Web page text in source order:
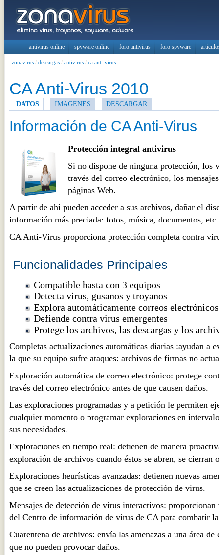
antivirus online spyware online foro antivirus foro spyware
zonavirus / descargas / antivirus / ca anti-virus
CA Anti-Virus 2010
DATOS IMAGENES DESCARGAR
Información de CA Anti-Virus
Protección integral antivirus
Si no dispone de ninguna protección, los
través del correo electrónico, los
páginas Web.
A partir de ahí pueden acceder a sus archivos, dañar el
información más preciada: fotos, música, documentos, etc.
CA Anti-Virus proporciona protección completa contra
Funcionalidades Principales
Compatible hasta con 3 equipos
Detecta virus, gusanos y troyanos
Explora automáticamente correos electrónicos
Defiende contra virus emergentes
Protege los archivos, las descargas y los
Completas actualizaciones automáticas diarias :ayudan a
la que su equipo sufre ataques: archivos de firmas no
Exploración automática de correo electrónico: protege
través del correo electrónico antes de que causen daños.
Las exploraciones programadas y a petición le permiten
cualquier momento o programar exploraciones en
sus necesidades.
Exploraciones en tiempo real: detienen de manera
exploración de archivos cuando éstos se abren, se cierran
Exploraciones heurísticas avanzadas: detienen nuevas
que se creen las actualizaciones de protección de virus.
Mensajes de detección de virus interactivos:
del Centro de información de virus de CA para combatir la
Cuarentena de archivos: envía las amenazas a una área de
que no pueden provocar daños.